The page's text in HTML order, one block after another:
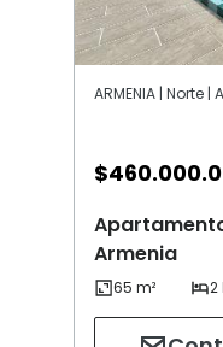
ARMENIA | Norte |
$
Apartamento
Armenia